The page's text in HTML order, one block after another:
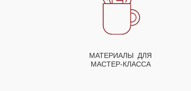
МАТЕРИАЛЫ ДЛЯ
МАСТЕР-КЛАССА